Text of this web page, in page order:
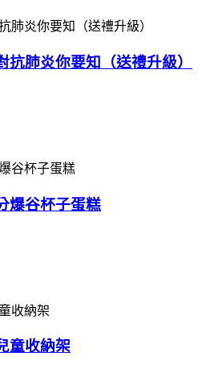
抗肺炎你要知（送禮升級）
爆谷杯子蛋糕
童收納架